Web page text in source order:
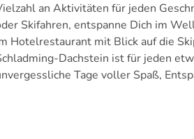
an Aktivitäten für jeden
Skifahren, entspanne Dich im
Hotelrestaurant mit Blick auf die
Dachstein ist für jeden
Tage voller Spaß,